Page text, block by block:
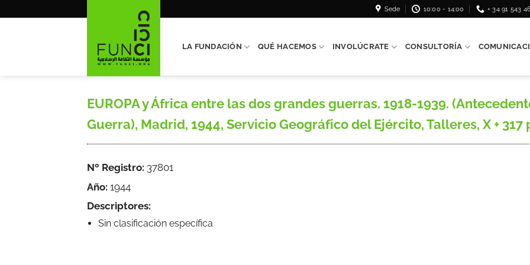
Sede 10:00 - 14:00 + 34 91 543
LA FUNDACIÓN QUÉ HACEMOS INVOLÚCRATE CONSULTORÍA
EUROPA y África entre las dos grandes guerras. 1918-1939.
Guerra), Madrid, 1944, Servicio Geográfico del Ejército, Talleres, X + 317
Nº Registro: 37801
Año: 1944
Descriptores:
Sin clasificación específica